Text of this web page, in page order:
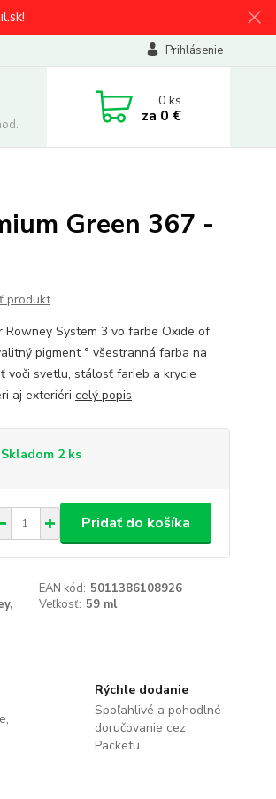
Prihlásenie
0ks
za 0 €
Green 367 -
produkt
System 3 vo farbe Oxide of
pigment ° všestranná farba na
voči svetlu, stálosť farieb a krycie
aj exteriéri celý popis
Skladom 2 ks
Pridať do košíka
EAN kód: 5011386108926
Veľkosť: 59 ml
Rýchle dodanie
Spoľahlivé a pohodlné
doručovanie cez
Packetu